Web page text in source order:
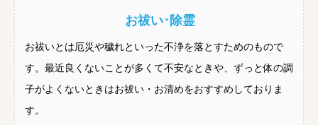
お祓い･除霊
お祓いとは厄災や穢れといった不浄を落とすためのもので
す。最近良くないことが多くて不安なときや、ずっと体の調
子がよくないときはお祓い・お清めをおすすめしておりま
す。